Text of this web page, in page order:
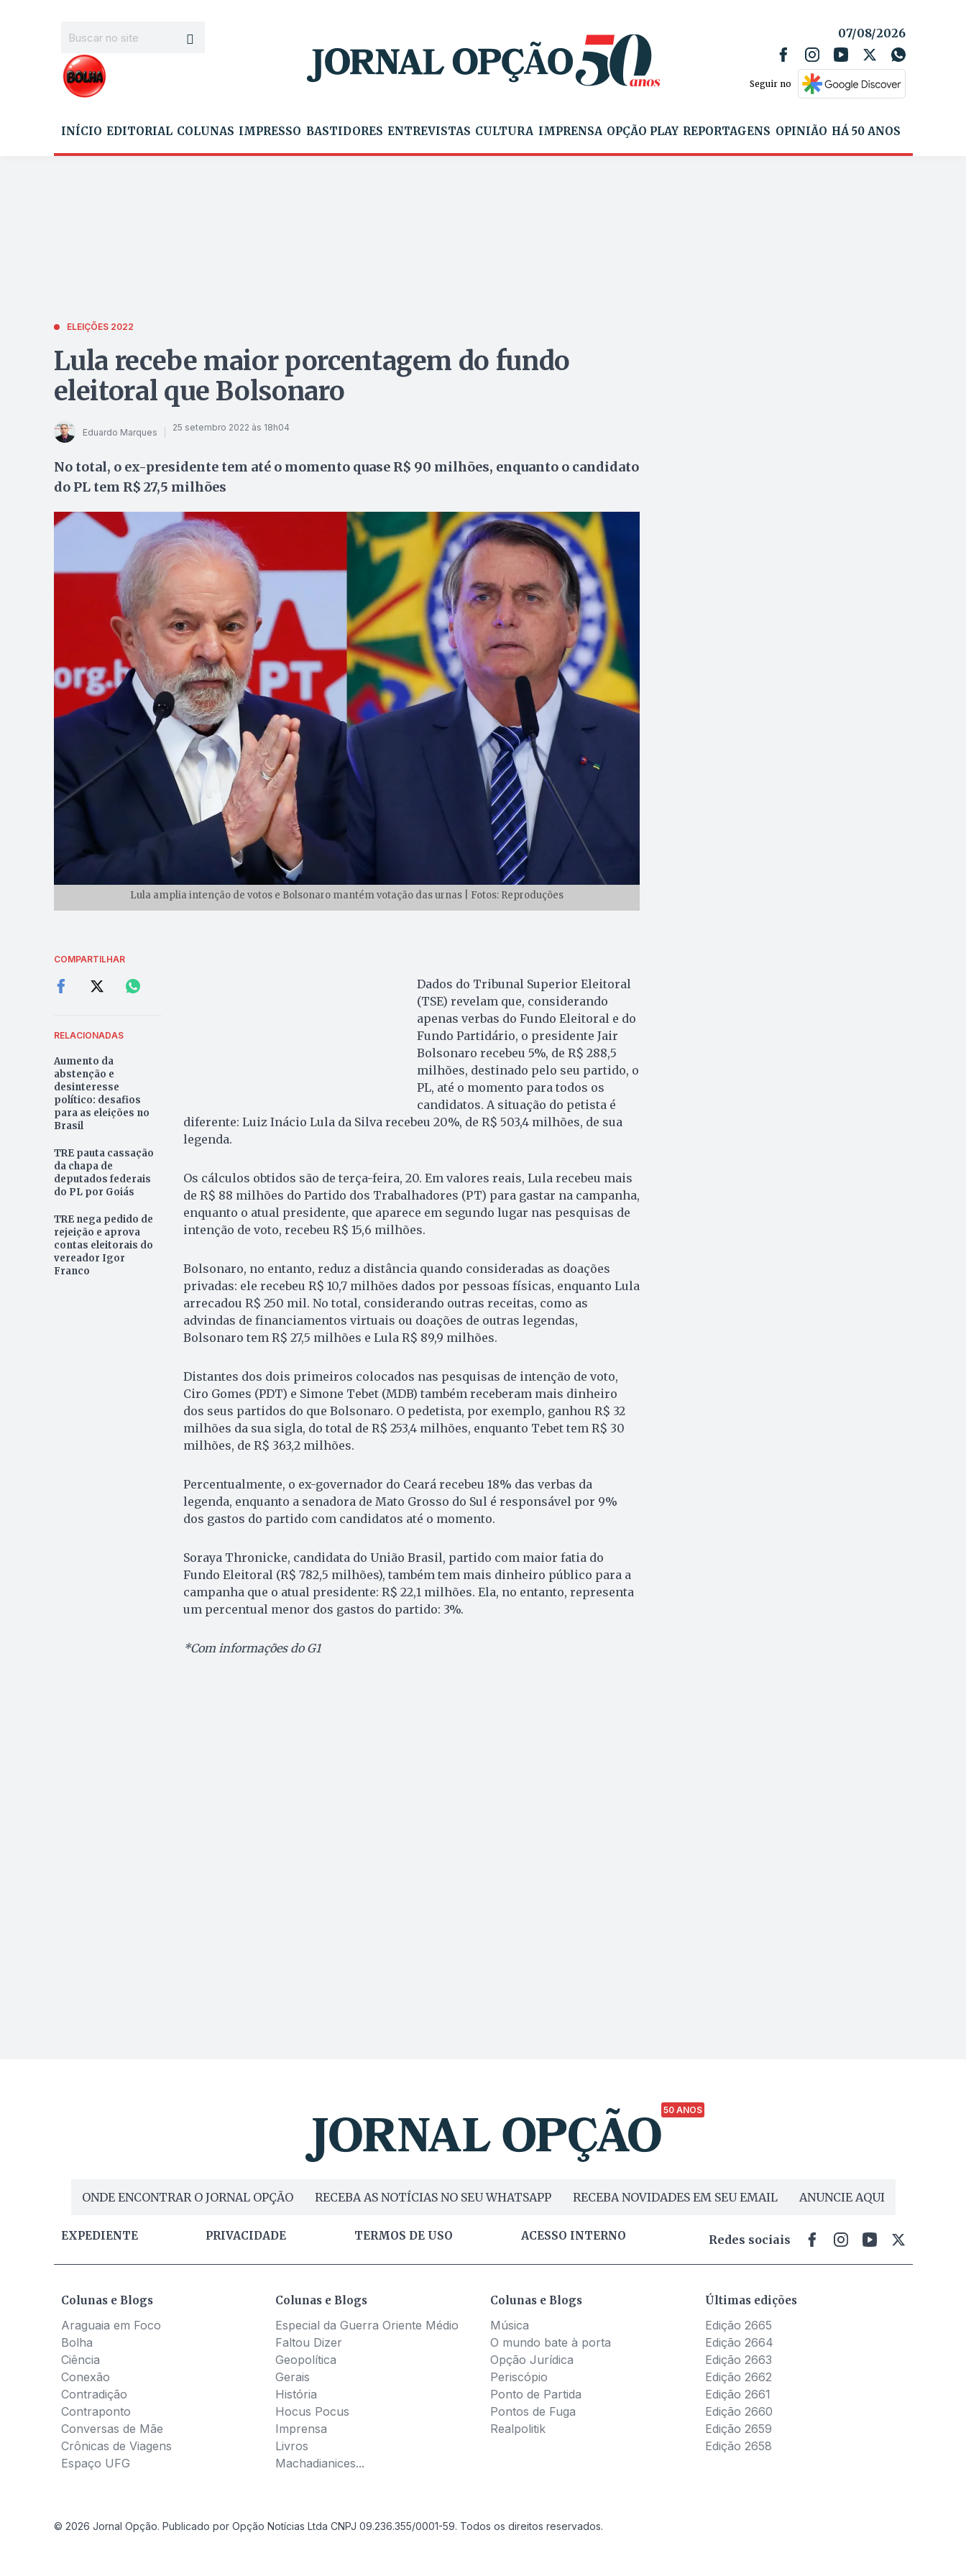
07/08/2026
Seguir no
INÍCIO EDITORIAL COLUNAS IMPRESSO BASTIDORES ENTREVISTAS CULTURA IMPRENSA OPÇÃO PLAY REPORTAGENS OPINIÃO HÁ 50 ANOS
ELEIÇÕES 2022
Lula recebe maior porcentagem do fundo
eleitoral que Bolsonaro
Eduardo Marques 25 setembro 2022 às 18h04
No total, o ex-presidente tem até o momento quase R$ 90 milhões, enquanto o candidato
do PL tem R$ 27,5 milhões
Lula amplia intenção de votos e Bolsonaro mantém votação das urnas | Fotos: Reproduções
COMPARTILHAR
RELACIONADAS
Aumento da
abstenção e
desinteresse
político: desafios
para as eleições no
Brasil
TRE pauta cassação
da chapa de
deputados federais
do PL por Goiás
TRE nega pedido de
rejeição e aprova
contas eleitorais do
vereador Igor
Franco
Dados do Tribunal Superior Eleitoral
(TSE) revelam que, considerando
apenas verbas do Fundo Eleitoral e do
Fundo Partidário, o presidente Jair
Bolsonaro recebeu 5%, de R$ 288,5
milhões, destinado pelo seu partido, o
PL, até o momento para todos os
candidatos. A situação do petista é
diferente: Luiz Inácio Lula da Silva recebeu 20%, de R$ 503,4 milhões, de sua
legenda.
Os cálculos obtidos são de terça-feira, 20. Em valores reais, Lula recebeu mais
de R$ 88 milhões do Partido dos Trabalhadores (PT) para gastar na campanha,
enquanto o atual presidente, que aparece em segundo lugar nas pesquisas de
intenção de voto, recebeu R$ 15,6 milhões.
Bolsonaro, no entanto, reduz a distância quando consideradas as doações
privadas: ele recebeu R$ 10,7 milhões dados por pessoas físicas, enquanto Lula
arrecadou R$ 250 mil. No total, considerando outras receitas, como as
advindas de financiamentos virtuais ou doações de outras legendas,
Bolsonaro tem R$ 27,5 milhões e Lula R$ 89,9 milhões.
Distantes dos dois primeiros colocados nas pesquisas de intenção de voto,
Ciro Gomes (PDT) e Simone Tebet (MDB) também receberam mais dinheiro
dos seus partidos do que Bolsonaro. O pedetista, por exemplo, ganhou R$ 32
milhões da sua sigla, do total de R$ 253,4 milhões, enquanto Tebet tem R$ 30
milhões, de R$ 363,2 milhões.
Percentualmente, o ex-governador do Ceará recebeu 18% das verbas da
legenda, enquanto a senadora de Mato Grosso do Sul é responsável por 9%
dos gastos do partido com candidatos até o momento.
Soraya Thronicke, candidata do União Brasil, partido com maior fatia do
Fundo Eleitoral (R$ 782,5 milhões), também tem mais dinheiro público para a
campanha que o atual presidente: R$ 22,1 milhões. Ela, no entanto, representa
um percentual menor dos gastos do partido: 3%.
*Com informações do G1
50 ANOS
ONDE ENCONTRAR O JORNAL OPÇÃO RECEBA AS NOTÍCIAS NO SEU WHATSAPP RECEBA NOVIDADES EM SEU EMAIL ANUNCIE AQUI
EXPEDIENTE PRIVACIDADE TERMOS DE USO ACESSO INTERNO Redes sociais
Colunas e Blogs
Araguaia em Foco
Bolha
Ciência
Conexão
Contradição
Contraponto
Conversas de Mãe
Crônicas de Viagens
Espaço UFG
Colunas e Blogs
Especial da Guerra Oriente Médio
Faltou Dizer
Geopolítica
Gerais
História
Hocus Pocus
Imprensa
Livros
Machadianices...
Colunas e Blogs
Música
O mundo bate à porta
Opção Jurídica
Periscópio
Ponto de Partida
Pontos de Fuga
Realpolitik
Últimas edições
Edição 2665
Edição 2664
Edição 2663
Edição 2662
Edição 2661
Edição 2660
Edição 2659
Edição 2658
© 2026 Jornal Opção. Publicado por Opção Notícias Ltda CNPJ 09.236.355/0001-59. Todos os direitos reservados.